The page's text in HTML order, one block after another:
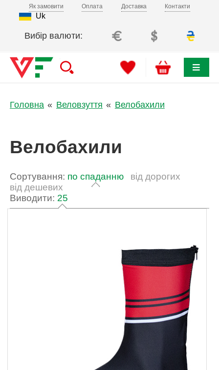
Як замовити Оплата Доставка Контакти
Uk
Вибір валюти:
Головна Веловзуття Велобахили
Велобахили
Сортування: по спаданню
від дорогих
від дешевих
Виводити: 25